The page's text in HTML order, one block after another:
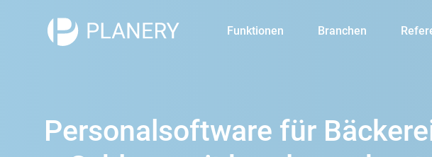
Funktionen
Dienstplan Zeiterfassung
Branchen
Personalsoftware für